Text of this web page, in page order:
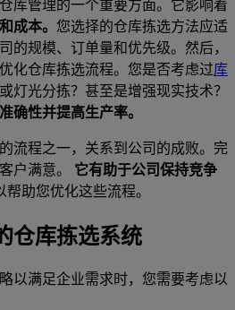
库管理的一个重要方面。它影响着
成本。 您选择的仓库拣选方法应适
的规模、订单量和优先级。然后，
化仓库拣选流程。您是否考虑过库
灯光分拣？甚至是增强现实技术？
确性并提高生产率。
流程之一，关系到公司的成败。完
户满意。 它有助于公司保持竞争
帮助您优化这些流程。
仓库拣选系统
以满足企业需求时，您需要考虑以